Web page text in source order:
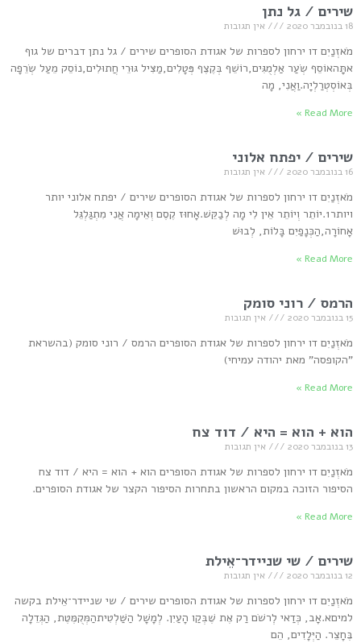
שירים / גל נתן
18 בנובמבר 2020 אין תגובות
מֹאזְנַיִם דו ירחון לספרות של אגודת הסופרים שירים / גל נתן דברים של גוף
אתַָּהאוֹסֵף שְׂעַר אַלְמֻגִּים,רוֹשֵׁף בְּקֶצֶף פְּטָלִים,מַצִּיל גּוּרֵי חֲתוּלִים,נוֹסֵק מֵעַל שְׂרֵפָה
בְּאוֹסְטְרַלְיָה.וַאֲנִי, מָה
Read More »
שירים / יפתח אלוני
16 בנובמבר 2020 אין תגובות
מֹאזְנַיִם דו ירחון לספרות של אגודת הסופרים שירים / יפתח אלוני יותר
ויותר1.יוֹתֵר וְיוֹתֵר אֵין לִי מָה לְבַקֵּשׁ.אָחוּז קֶסֶם וְאֵימָה אֲנִי מִתְגַּלְגֵּל
אָחוֹרָה,הַכְּנָפַיִם בָּלוֹת, לְבוּשׁ
Read More »
הרמס / רוני סומק
15 בנובמבר 2020 אין תגובות
מֹאזְנַיִם דו ירחון לספרות של אגודת הסופרים הרמס / רוני סומק (בהשראת
"הקופסה" מאת יהודה עמיחי)
Read More »
הוא + הוא = היא / דוד צח
13 בנובמבר 2020 אין תגובות
מֹאזְנַיִם דו ירחון לספרות של אגודת הסופרים הוא + הוא = היא / דוד צח
הסיפור הזוכה במקום הראשון בתחרות הסיפור הקצר של אגודת הסופרים.
Read More »
שירים / שי שניידר־אֵילת
12 בנובמבר 2020 אין תגובות
מֹאזְנַיִם דו ירחון לספרות של אגודת הסופרים שירים / שי שניידר־אֵילת בקשה
למיםא.אָב, כְּדַאי לְִרשֹׁם רַק אֶת שֶׁבְּקַו הָעַיִן. לְמָשָׁל הַשַּׁלְטִיתהַמְּקֻמֶּטֶת, הַגְּדֵלָה
בֶּחָצֵר. הַיְּלָדִים, הֵם